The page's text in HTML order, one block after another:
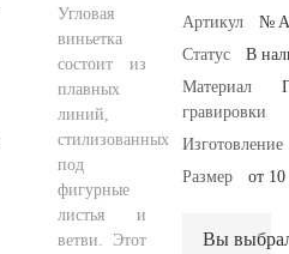
Угловая
виньетка
состоит из
плавных
линий,
стилизованных
под
фигурные
листья и
ветви. Этот
Артикул
№
Статус
В
Материал
гравировки
Изготовление
Размер
от
Вы